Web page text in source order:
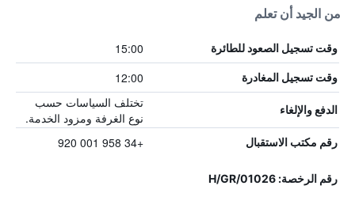
من الجيد أن تعلم
وقت تسجيل الصعود للطائرة 15:00
وقت تسجيل المغادرة 12:00
الدفع والإلغاء
تختلف السياسات حسب
نوع الغرفة ومزود الخدمة.
رقم مكتب الاستقبال +34 958 001 920
رقم الرخصة: H/GR/01026